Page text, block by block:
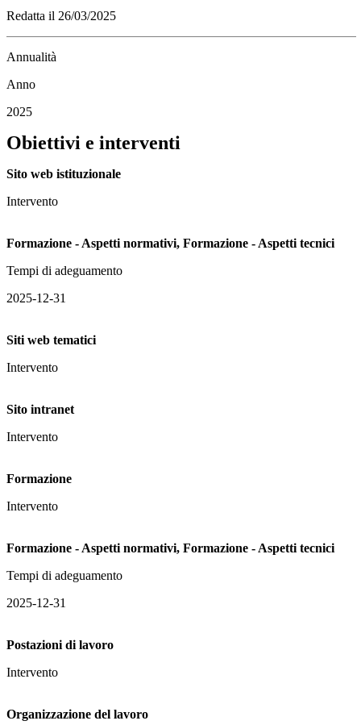
Redatta il 26/03/2025
Annualità
Anno
2025
Obiettivi e interventi
Sito web istituzionale
Intervento
Formazione - Aspetti normativi, Formazione - Aspetti tecnici
Tempi di adeguamento
2025-12-31
Siti web tematici
Intervento
Sito intranet
Intervento
Formazione
Intervento
Formazione - Aspetti normativi, Formazione - Aspetti tecnici
Tempi di adeguamento
2025-12-31
Postazioni di lavoro
Intervento
Organizzazione del lavoro